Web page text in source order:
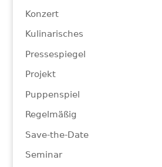
Konzert
Kulinarisches
Pressespiegel
Projekt
Puppenspiel
Regelmäßig
Save-the-Date
Seminar